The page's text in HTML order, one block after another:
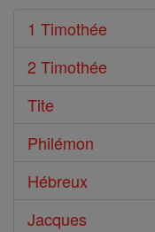
1 Timothée
2 Timothée
Tite
Philémon
Hébreux
Jacques